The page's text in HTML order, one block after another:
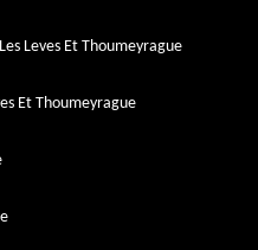
Leves Et Thoumeyrague
Et Thoumeyrague